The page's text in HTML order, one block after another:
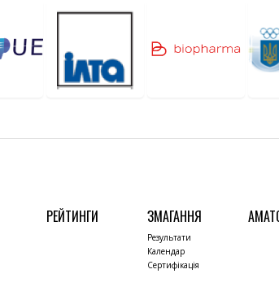
РЕЙТИНГИ ЗМАГАННЯ
Результати
Календар
Сертифікація